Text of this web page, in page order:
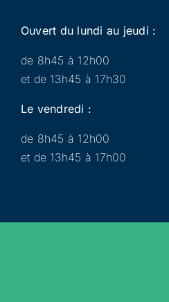
Ouvert du lundi au jeudi :
de 8h45 à 12h00
et de 13h45 à 17h30
Le vendredi :
de 8h45 à 12h00
et de 13h45 à 17h00